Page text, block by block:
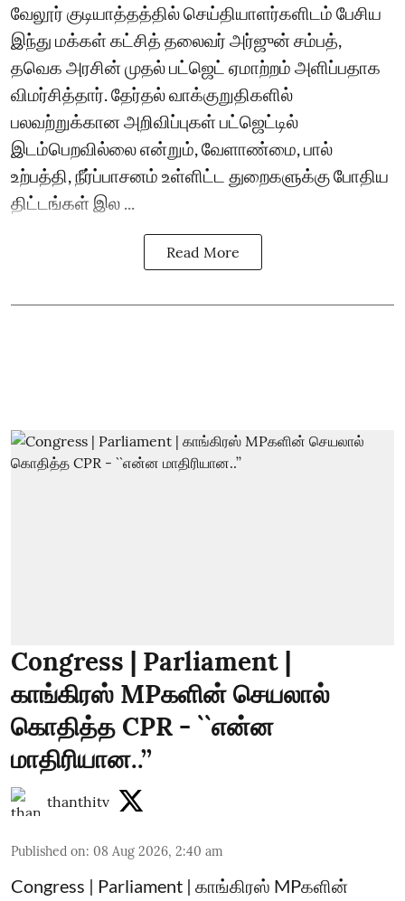
வேலூர் குடியாத்தத்தில் செய்தியாளர்களிடம் பேசிய
இந்து மக்கள் கட்சித் தலைவர் அர்ஜுன் சம்பத்,
தவெக அரசின் முதல் பட்ஜெட் ஏமாற்றம் அளிப்பதாக
விமர்சித்தார். தேர்தல் வாக்குறுதிகளில்
பலவற்றுக்கான அறிவிப்புகள் பட்ஜெட்டில்
இடம்பெறவில்லை என்றும், வேளாண்மை, பால்
உற்பத்தி, நீர்ப்பாசனம் உள்ளிட்ட துறைகளுக்கு போதிய
திட்டங்கள் இல ...
Read More
Congress | Parliament |
காங்கிரஸ் MPகளின் செயலால்
கொதித்த CPR - ``என்ன
மாதிரியான..’’
thanthitv
Published on: 08 Aug 2026, 2:40 am
Congress | Parliament | காங்கிரஸ் MPகளின்